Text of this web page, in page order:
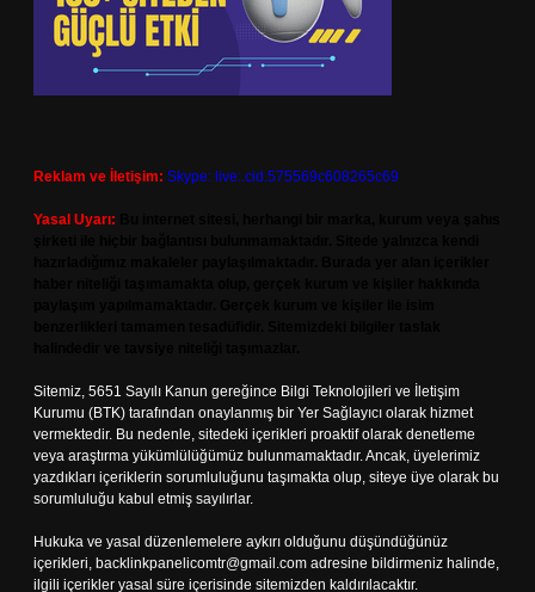
Reklam ve İletişim: Skype: live:.cid.575569c608265c69
Yasal Uyarı:
Sitemiz, 5651 Sayılı Kanun gereğince Bilgi Teknolojileri ve İletişim
Kurumu (BTK) tarafından onaylanmış bir Yer Sağlayıcı olarak hizmet
vermektedir. Bu nedenle, sitedeki içerikleri proaktif olarak denetleme
veya araştırma yükümlülüğümüz bulunmamaktadır. Ancak, üyelerimiz
yazdıkları içeriklerin sorumluluğunu taşımakta olup, siteye üye olarak bu
sorumluluğu kabul etmiş sayılırlar.
Hukuka ve yasal düzenlemelere aykırı olduğunu düşündüğünüz
içerikleri, backlinkpanelicomtr@gmail.com adresine bildirmeniz halinde,
ilgili içerikler yasal süre içerisinde sitemizden kaldırılacaktır.